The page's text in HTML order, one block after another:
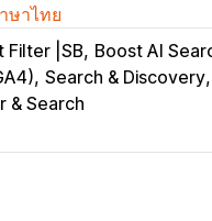
ษาไทย
Filter |SB Boost AI
Search & Discovery
& Search